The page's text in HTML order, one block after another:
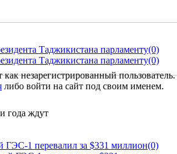
Таджикистана парламенту(0)
Таджикистана парламенту(0)
незарегистрированный пользователь.
либо войти на сайт под своим именем.
года ждут
ГЭС-1 перевалил за $331 миллион(0)